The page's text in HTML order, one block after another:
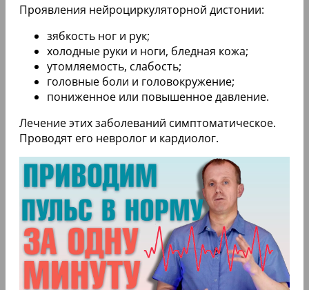
Проявления нейроциркуляторной дистонии:
зябкость ног и рук;
холодные руки и ноги, бледная кожа;
утомляемость, слабость;
головные боли и головокружение;
пониженное или повышенное давление.
Лечение этих заболеваний симптоматическое.
Проводят его невролог и кардиолог.